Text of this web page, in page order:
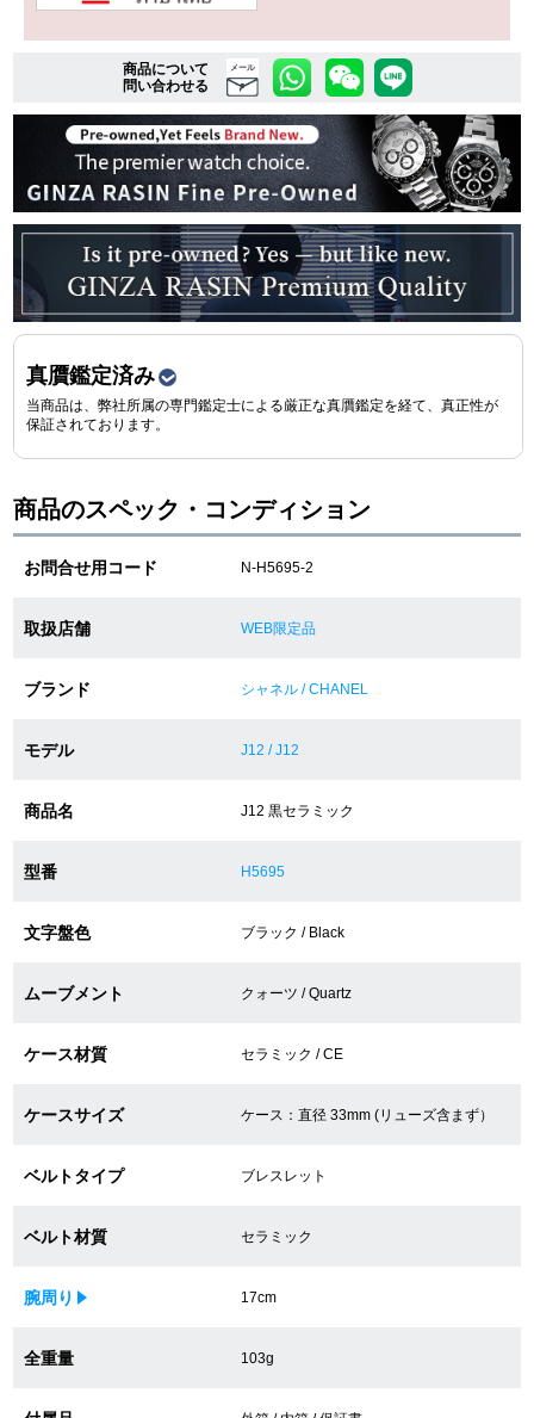
よくある質問
お問い合わせ
ショップサービス
保証・アフターサービス
ラッピングサービス
腕時計サイズ調整サービス
店舗受け取りサービス
買取・下取りをご希望の方
買取・下取りはこちら
買取専門サロン
買取ご成約者様限定5万円クーポン
75%以上保証！中古商品高価買戻し
外装仕上げについて
電池交換について
商品について
問い合わせる
メール
真贋鑑定済み
当商品は、弊社所属の専門鑑定士による厳正な真贋鑑定を経て、真正性が
保証されております。
商品のスペック・コンディション
お問合せ用コード N-H5695-2
取扱店舗 WEB限定品
ブランド シャネル / CHANEL
モデル J12 / J12
商品名 J12 黒セラミック
型番 H5695
文字盤色 ブラック / Black
ムーブメント クォーツ / Quartz
ケース材質 セラミック / CE
ケースサイズ ケース：直径 33mm (リューズ含まず）
ベルトタイプ ブレスレット
ベルト材質 セラミック
腕周り 17cm
全重量 103g